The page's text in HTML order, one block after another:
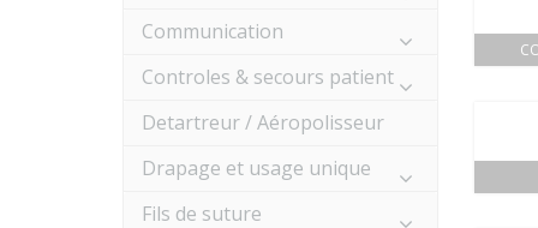
Communication
Controles & secours patient
Detartreur / Aéropolisseur
Drapage et usage unique
Fils de suture